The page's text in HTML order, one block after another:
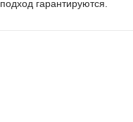
подход гарантируются.